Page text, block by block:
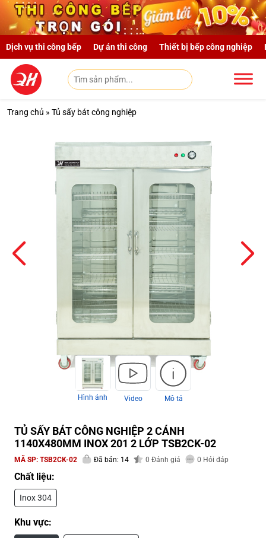
Skip to main content
Dịch vụ thi công bếp Dự án thi công Thiết bị bếp công nghiệp
Trang chủ » Tủ sấy bát công nghiệp
Hình ảnh Video Mô tả
TỦ SẤY BÁT CÔNG NGHIỆP 2 CÁNH
1140X480MM INOX 201 2 LỚP TSB2CK-02
MÃ SP: TSB2CK-02 Đã bán: 14 0 Đánh giá 0 Hỏi đáp
Chất liệu:
Inox 304
Khu vực: